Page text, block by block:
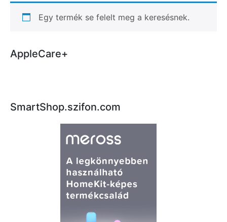
Egy termék se felelt meg a keresésnek.
AppleCare+
SmartShop.szifon.com